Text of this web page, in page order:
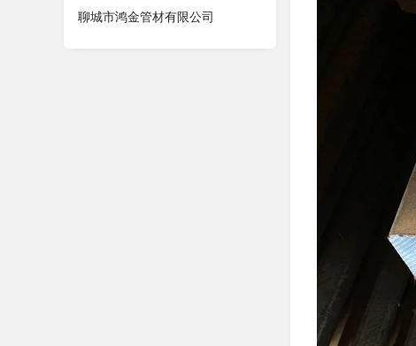
聊城市鸿金管材有限公司